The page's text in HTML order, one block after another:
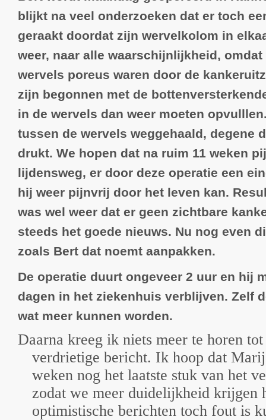
blijkt na veel onderzoeken dat er toch
geraakt doordat zijn wervelkolom in
weer, naar alle waarschijnlijkheid, omdat
wervels poreus waren door de
zijn begonnen met de
in de wervels dan weer moeten
tussen de wervels weggehaald, degene
drukt. We hopen dat na ruim 11 weken
lijdensweg, er door deze operatie een
hij weer pijnvrij door het leven kan.
was wel weer dat er geen zichtbare
steeds het goede nieuws. Nu nog even
zoals Bert dat noemt aanpakken.
De operatie duurt ongeveer 2 uur en hij
dagen in het ziekenhuis verblijven. Zelf
wat meer kunnen worden.
Daarna kreeg ik niets meer te horen
verdrietige bericht. Ik hoop dat
weken nog het laatste stuk van het
zodat we meer duidelijkheid krijgen
optimistische berichten toch fout is